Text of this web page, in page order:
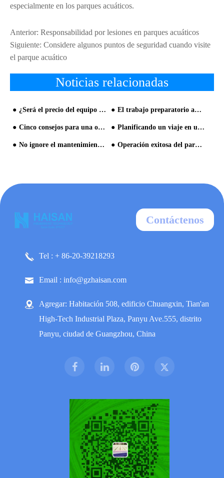
especialmente en los parques acuáticos.
Anterior: Responsabilidad por lesiones en parques acuáticos
Siguiente: Considere algunos puntos de seguridad cuando visite
el parque acuático
Noticias relacionadas
¿Será el precio del equipo del parque acuático muy asequible? El trabajo preparatorio antes del parque acuático abierto
Cinco consejos para una operación exitosa del parque acuático Planificando un viaje en un parque acuático y disfruta de la diversión
No ignore el mantenimiento del parque acuático Operación exitosa del parque acuático, estos cinco pasos son esenciales.
Contáctenos
Tel : + 86-20-39218293
Email : info@gzhaisan.com
Agregar: Habitación 508, edificio Chuangxin, Tian'an
High-Tech Industrial Plaza, Panyu Ave.555, distrito
Panyu, ciudad de Guangzhou, China